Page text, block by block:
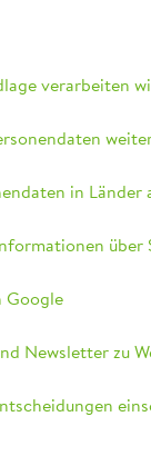
verarbeiten
in Länder
über
Google
Newsletter zu